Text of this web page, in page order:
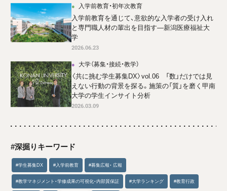
入学前教育・初年次教育
入学前教育を通じて、意欲的な入学者の受け入れ
と専門職人材の輩出を目指す―新潟医療福祉大
学
2026.06.23
大学（募集・接続・教学）
〈共に挑む学生募集DX〉vol.06 「数」だけでは見
えない行動の背景を探る。施策の「質」を磨く甲南
大学の学生インサイト分析
2026.03.09
#深掘りキーワード
#学生募集DX #入学前教育 #募集広報・ 広報
#教学マネジメント・学修成果の可視化・内部質保証 #大学ランキング #教育行政